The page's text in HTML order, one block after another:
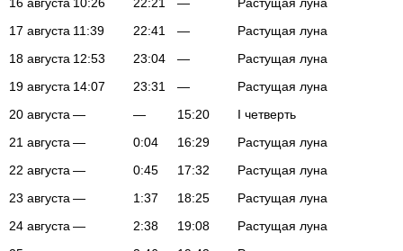
17 августа 11:39 22:41 —
Растущая луна
18 августа 12:53 23:04 —
Растущая луна
19 августа 14:07 23:31 —
Растущая луна
20 августа — — 15:20
I четверть
21 августа — 0:04 16:29
Растущая луна
22 августа — 0:45 17:32
Растущая луна
23 августа — 1:37 18:25
Растущая луна
24 августа — 2:38 19:08
Растущая луна